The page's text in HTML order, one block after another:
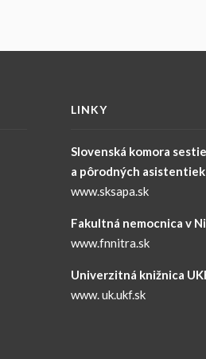
LINKY
Slovenská komora
a pôrodných asistentiek
www.sksapa.sk
Fakultná nemocnica v
www.fnnitra.sk
Univerzitná knižnica
www. uk.ukf.sk